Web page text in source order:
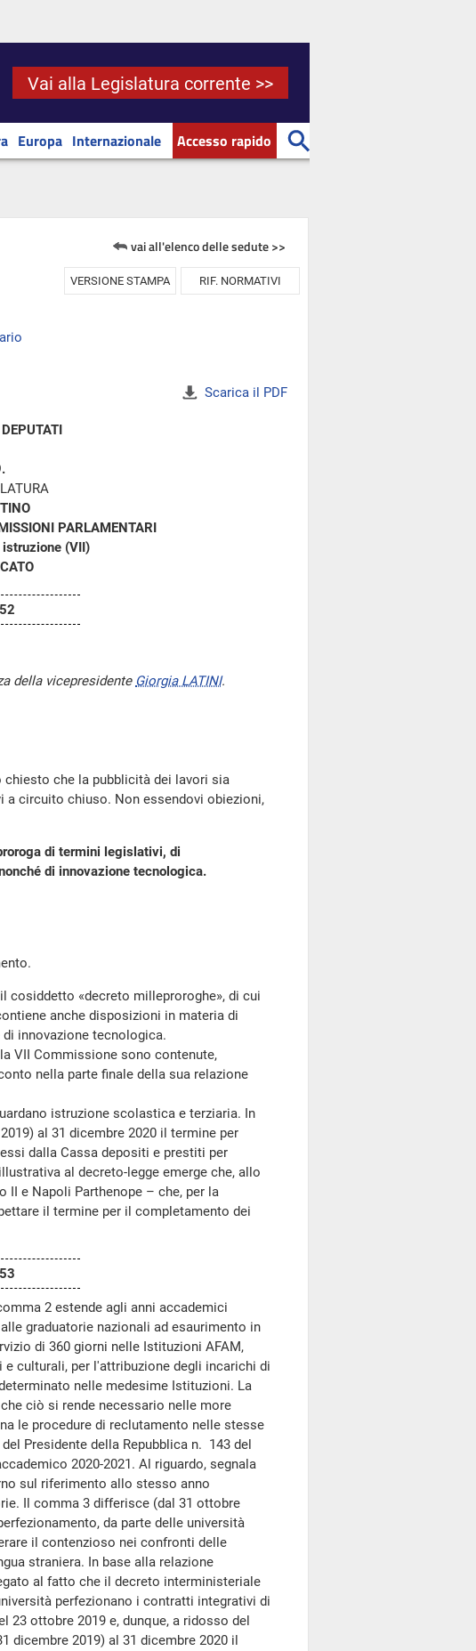
Vai alla Legislatura corrente >>
Europa Internazionale Accesso rapido
vai all'elenco delle sedute >>
VERSIONE STAMPA RIF. NORMATIVI
Scarica il PDF
PARLAMENTARI
(VII)
della vicepresidente Giorgia LATINI.
chiesto che la pubblicità dei lavori sia
circuito chiuso. Non essendovi obiezioni,
di termini legislativi, di
di innovazione tecnologica.
cosiddetto «decreto milleproroghe», di cui
anche disposizioni in materia di
innovazione tecnologica.
VII Commissione sono contenute,
nella parte finale della sua relazione
istruzione scolastica e terziaria. In
al 31 dicembre 2020 il termine per
dalla Cassa depositi e prestiti per
al decreto-legge emerge che, allo
II e Napoli Parthenope – che, per la
il termine per il completamento dei
2 estende agli anni accademici
graduatorie nazionali ad esaurimento in
di 360 giorni nelle Istituzioni AFAM,
culturali, per l'attribuzione degli incarichi di
nelle medesime Istituzioni. La
ciò si rende necessario nelle more
le procedure di reclutamento nelle stesse
Presidente della Repubblica n. 143 del
2020-2021. Al riguardo, segnala
sul riferimento allo stesso anno
Il comma 3 differisce (dal 31 ottobre
da parte delle università
il contenzioso nei confronti delle
straniera. In base alla relazione
al fatto che il decreto interministeriale
perfezionano i contratti integrativi di
23 ottobre 2019 e, dunque, a ridosso del
dicembre 2019) al 31 dicembre 2020 il